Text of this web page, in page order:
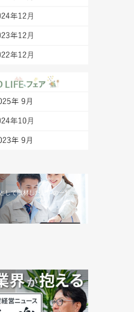
して取材した記事の一覧